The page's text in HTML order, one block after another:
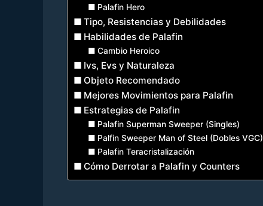
Palafin Hero
Tipo, Resistencias y Debilidades
Habilidades de Palafin
Cambio Heroico
Ivs, Evs y Naturaleza
Objeto Recomendado
Mejores Movimientos para Palafin
Estrategias de Palafin
Palafin Superman Sweeper (Singles)
Palfin Sweeper Man of Steel (Dobles VGC)
Palafin Teracristalización
Cómo Derrotar a Palafin y Counters